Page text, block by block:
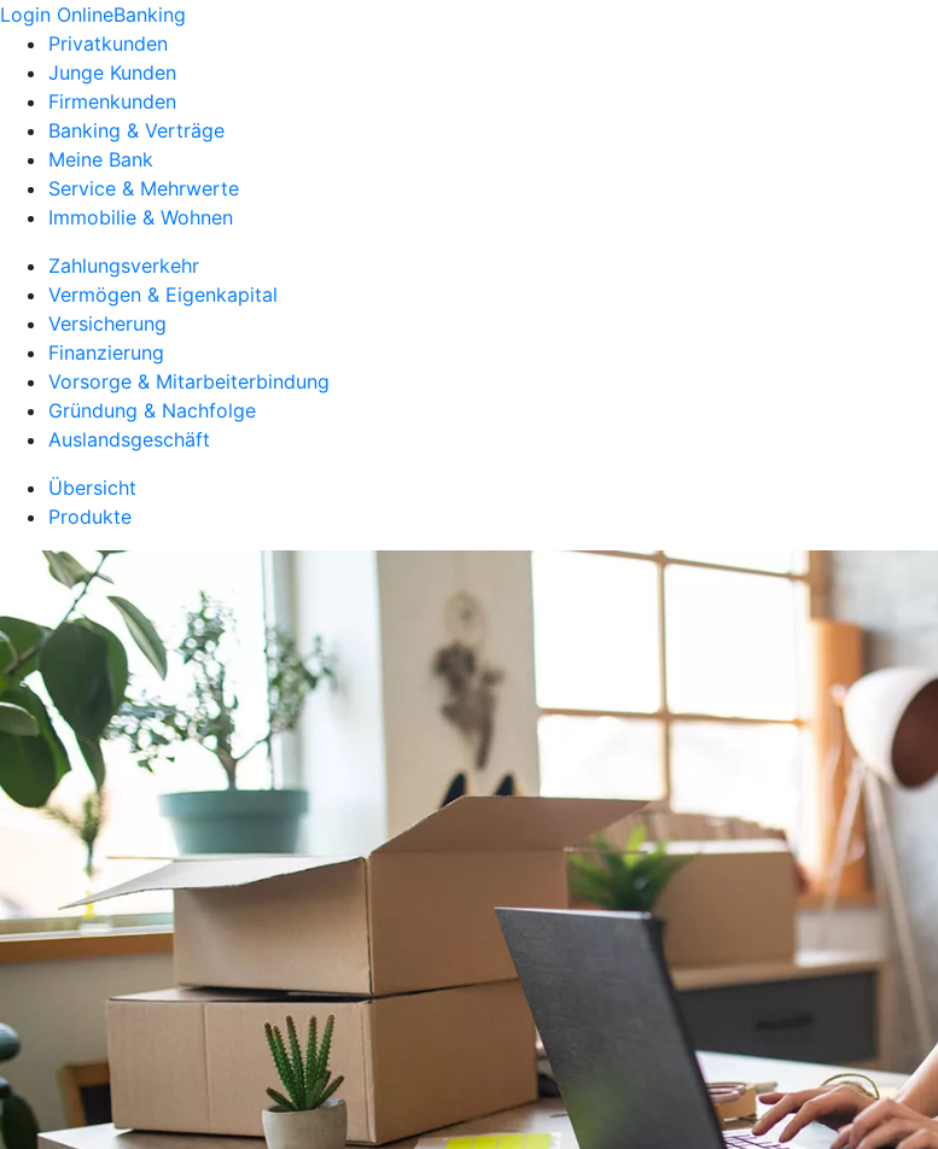
Login OnlineBanking
Privatkunden
Junge Kunden
Firmenkunden
Banking & Verträge
Meine Bank
Service & Mehrwerte
Immobilie & Wohnen
Zahlungsverkehr
Vermögen & Eigenkapital
Versicherung
Finanzierung
Vorsorge & Mitarbeiterbindung
Gründung & Nachfolge
Auslandsgeschäft
Übersicht
Produkte